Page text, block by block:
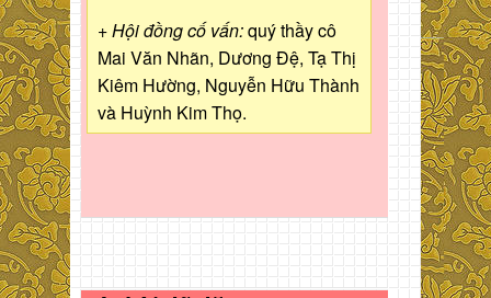
+ Hội đồng cố vấn:quý thầy cô
Mai Văn Nhãn, Dương Đệ, Tạ Thị
Kiêm Hường, Nguyễn Hữu Thành
và Huỳnh Kim Thọ.